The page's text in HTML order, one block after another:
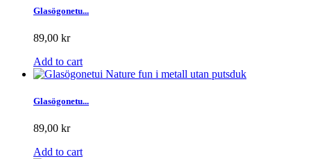
Glasögonetu...
89,00 kr
Add to cart
Glasögonetu...
89,00 kr
Add to cart